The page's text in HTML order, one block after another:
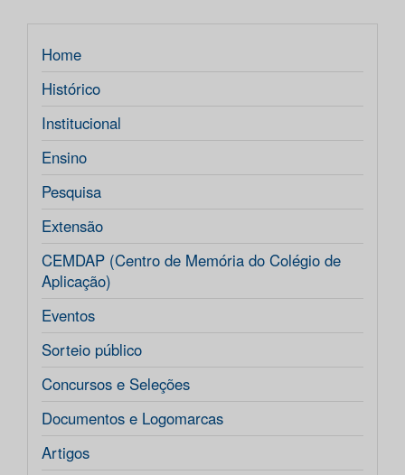
Home
Histórico
Institucional
Ensino
Pesquisa
Extensão
CEMDAP (Centro de Memória do Colégio de
Aplicação)
Eventos
Sorteio público
Concursos e Seleções
Documentos e Logomarcas
Artigos